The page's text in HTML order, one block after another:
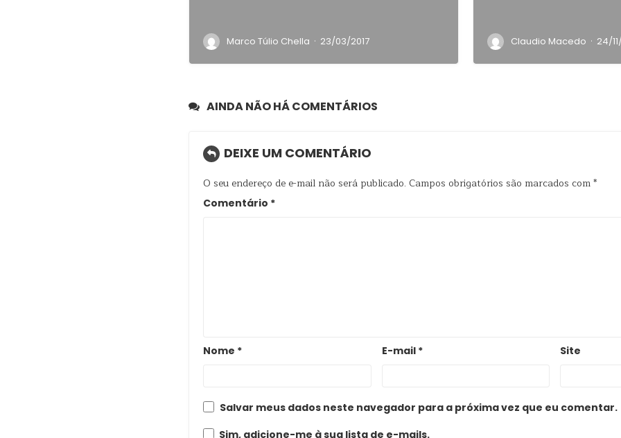
Marco Túlio Chella · 23/03/2017 Claudio Macedo · 24/
AINDA NÃO HÁ COMENTÁRIOS
DEIXE UM COMENTÁRIO
O seu endereço de e-mail não será publicado. Campos obrigatórios são marcados com*
Comentário *
Nome * E-mail * Site
Salvar meus dados neste navegador para a próxima vez que eu comentar.
Sim, adicione-me à sua lista de e-mails.